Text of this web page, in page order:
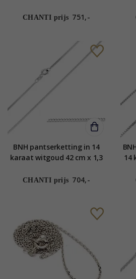
CHANTI prijs 751,-
BNH pantserketting in 14
karaat witgoud 42 cm x 1,3
CHANTI prijs 704,-
14